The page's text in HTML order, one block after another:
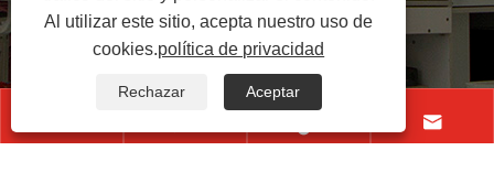
XML | |

Al utilizar este sitio, acepta nuestro uso de
cookies.política de privacidad
Rechazar Aceptar